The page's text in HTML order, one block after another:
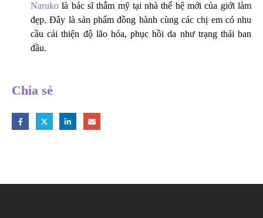
Naruko là bác sĩ thẫm mỹ tại nhà thế hệ mới của giới làm
đẹp. Đây là sản phẩm đồng hành cùng các chị em có nhu
cầu cải thiện độ lão hóa, phục hồi da như trạng thái ban
đầu.
Chia sẻ